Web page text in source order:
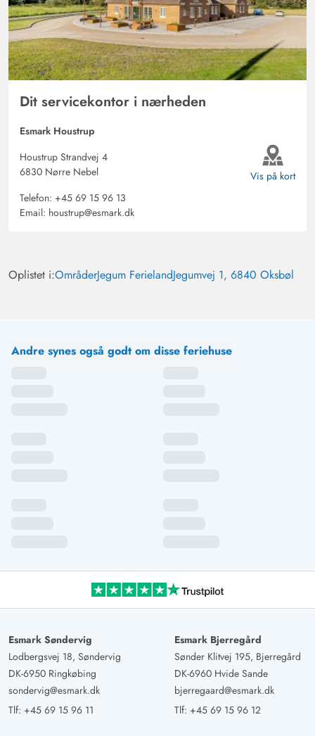
begærer. Vi vender helt sikkert tilbage, hvis det lykkes
igen som denne gang. Vi har anbefalet det videre, og
vores bekendtskab har allerede booket til foråret næste
år. Venlig hilsen. Fam. Olschak
Dit servicekontor i nærheden
Esmark Houstrup
Houstrup Strandvej 4
6830 Nørre Nebel
Telefon: +45 69 15 96 13
Email: houstrup@esmark.dk
Vis på kort
Oplistet i:OmråderJegum FerielandJegumvej 1, 6840 Oksbøl
Andre synes også godt om disse feriehuse
Esmark Søndervig
Lodbergsvej 18, Søndervig
DK-6950 Ringkøbing
sondervig@esmark.dk
Tlf: +45 69 15 96 11
Esmark Bjerregård
Sønder Klitvej 195, Bjerregård
DK-6960 Hvide Sande
bjerregaard@esmark.dk
Tlf: +45 69 15 96 12